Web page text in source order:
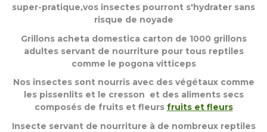
super-pratique,vos insectes pourront s'hydrater sans
risque de noyade
Grillons acheta domestica carton de 1000 grillons
adultes servant de nourriture pour tous reptiles
comme le pogona vitticeps
Nos insectes sont nourris avec des végétaux comme
les pissenlits et le cresson et des aliments secs
composés de fruits et fleurs fruits et fleurs
Insecte servant de nourriture à de nombreux reptiles